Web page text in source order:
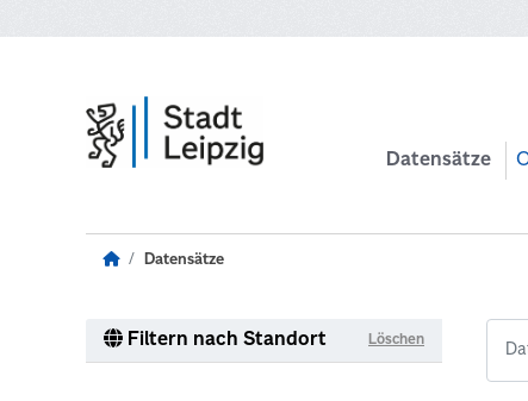
Datensätze
Datensätze
Filtern nach Standort Löschen